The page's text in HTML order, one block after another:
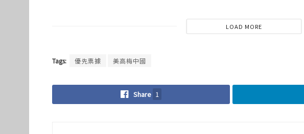
LOAD MORE
Tags: 優先票據 美高梅中國
Share 1